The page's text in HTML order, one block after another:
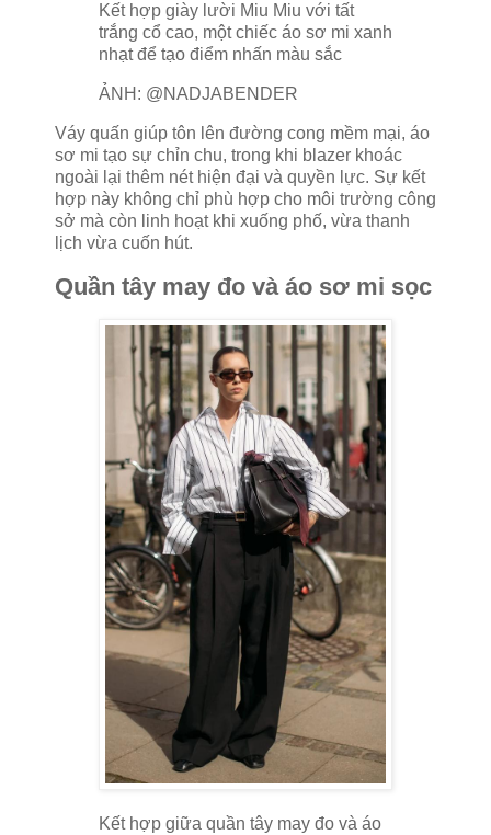
Kết hợp giày lười Miu Miu với tất
trắng cổ cao, một chiếc áo sơ mi xanh
nhạt để tạo điểm nhấn màu sắc
ẢNH: @NADJABENDER
Váy quấn giúp tôn lên đường cong mềm mại, áo
sơ mi tạo sự chỉn chu, trong khi blazer khoác
ngoài lại thêm nét hiện đại và quyền lực. Sự kết
hợp này không chỉ phù hợp cho môi trường công
sở mà còn linh hoạt khi xuống phố, vừa thanh
lịch vừa cuốn hút.
Quần tây may đo và áo sơ mi sọc
Kết hợp giữa quần tây may đo và áo